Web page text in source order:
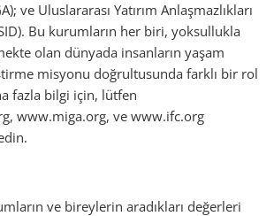
ve Uluslararası Yatırım Anlaşmazlıkları
Bu kurumların her biri, yoksullukla
olan dünyada insanların yaşam
misyonu doğrultusunda farklı bir rol
fazla bilgi için, lütfen
www.miga.org, ve www.ifc.org
ve bireylerin aradıkları değerleri